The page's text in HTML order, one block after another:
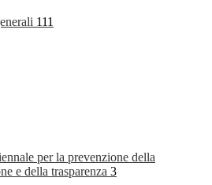
111
per la prevenzione della
e della trasparenza 3